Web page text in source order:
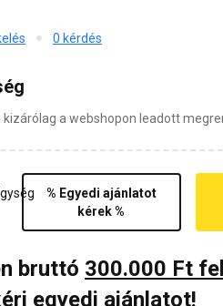
0 kérdés
a webshopon leadott
% Egyedi ajánlatot
kérek %
bruttó 300.000 Ft
egyedi ajánlatot!